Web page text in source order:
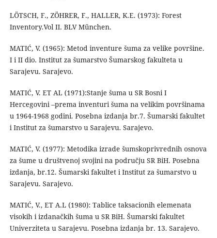
LÖTSCH, F., ZÖHRER, F., HALLER, K.E. (1973): Forest
Inventory.Vol II. BLV München.
MATIĆ, V. (1965): Metod inventure šuma za velike površine.
I i II dio. Institut za šumarstvo Šumarskog fakulteta u
Sarajevu. Sarajevo.
MATIĆ, V. ET AL (1971):Stanje šuma u SR Bosni I
Hercegovini –prema inventuri šuma na velikim površinama
u 1964-1968 godini. Posebna izdanja br.7. Šumarski fakultet
i Institut za šumarstvo u Sarajevu. Sarajevo.
MATIĆ, V. (1977): Metodika izrade šumskoprivrednih osnova
za šume u društvenoj svojini na području SR BiH. Posebna
izdanja, br.12. Šumarski fakultet i Institut za šumarstvo u
Sarajevu. Sarajevo.
MATIĆ, V., ET A.L (1980): Tablice taksacionih elemenata
visokih i izdanačkih šuma u SR BiH. Šumarski fakultet
Univerziteta u Sarajevu. Posebna izdanja br. 13. Sarajevo.